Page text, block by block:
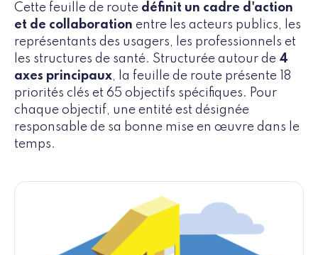
Cette feuille de route définit un cadre d'action
et de collaboration entre les acteurs publics, les
représentants des usagers, les professionnels et
les structures de santé. Structurée autour de 4
axes principaux, la feuille de route présente 18
priorités clés et 65 objectifs spécifiques. Pour
chaque objectif, une entité est désignée
responsable de sa bonne mise en œuvre dans le
temps.